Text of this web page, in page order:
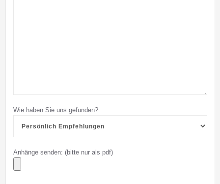
Wie haben Sie uns gefunden?
Anhänge senden: (bitte nur als pdf)